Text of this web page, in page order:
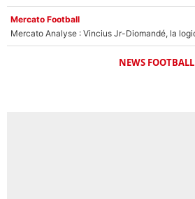
Mercato Football
NEWS FOOTBALL